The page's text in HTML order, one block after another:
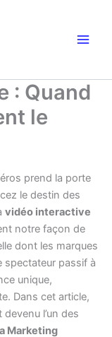
: Quand
le
prend la porte
le destin des
vidéo interactive
notre façon de
dont les marques
spectateur passif à
unique,
Dans cet article,
l’un des
Marketing